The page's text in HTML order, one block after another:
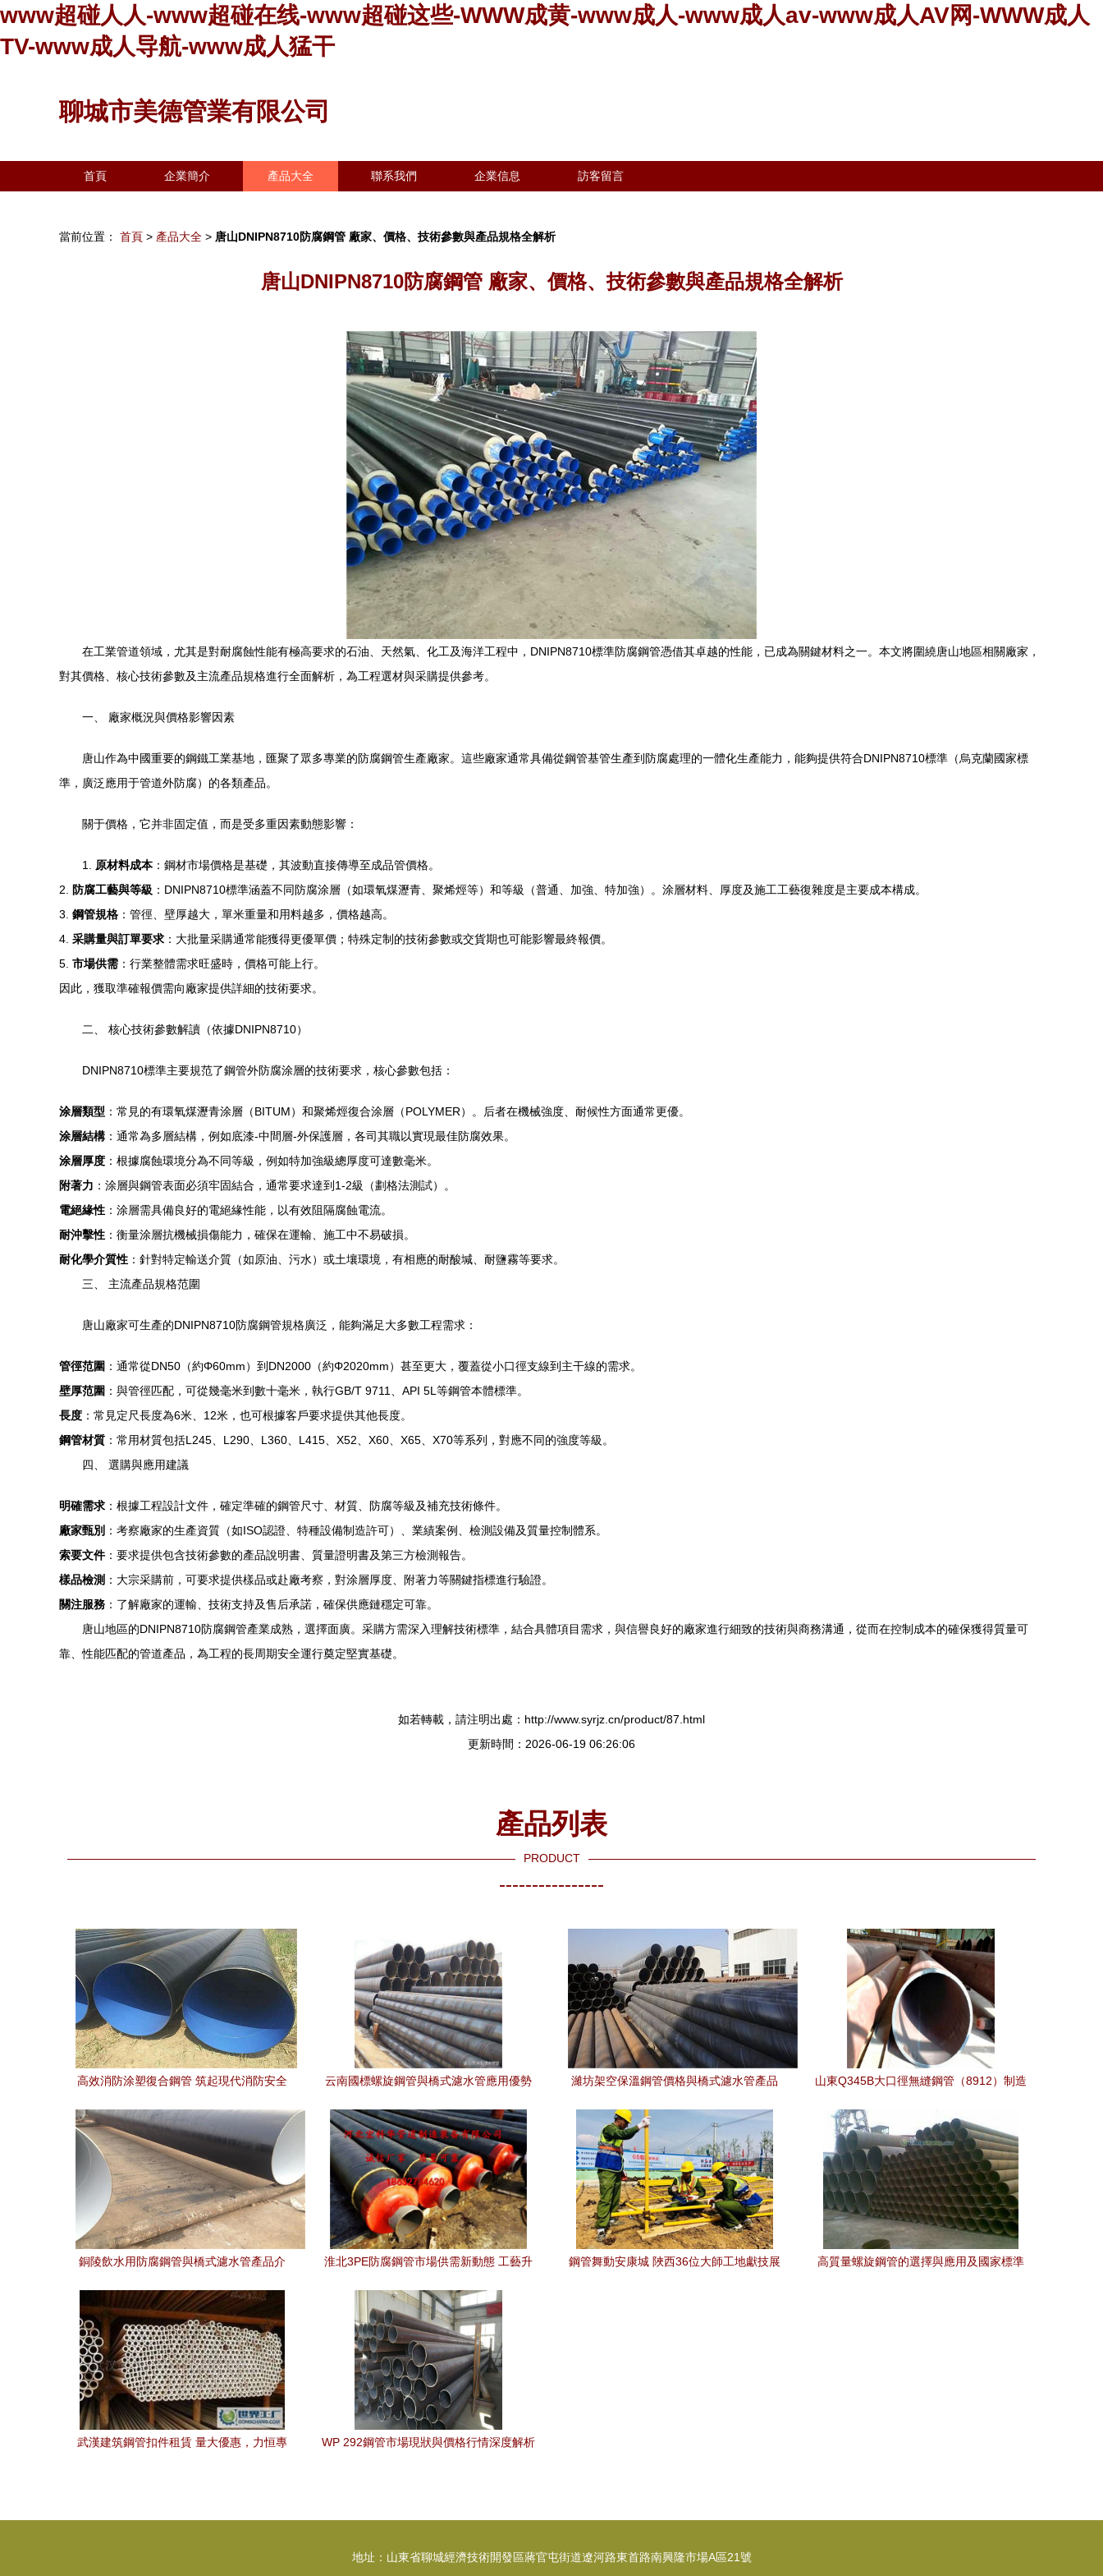
www超碰人人-www超碰在线-www超碰这些-WWW成黄-www成人-www成人av-www成人AV网-WWW成人
TV-www成人导航-www成人猛干
聊城市美德管業有限公司
首頁 企業簡介 產品大全 聯系我們 企業信息 訪客留言
當前位置： 首頁 > 產品大全 > 唐山DNIPN8710防腐鋼管 廠家、價格、技術參數與產品規格全解析
唐山DNIPN8710防腐鋼管 廠家、價格、技術參數與產品規格全解析
在工業管道領域，尤其是對耐腐蝕性能有極高要求的石油、天然氣、化工及海洋工程中，DNIPN8710標準防腐鋼管憑借其卓越的性能，已成為關鍵材料之一。本文將圍繞唐山地區相關廠家，
對其價格、核心技術參數及主流產品規格進行全面解析，為工程選材與采購提供參考。
一、 廠家概況與價格影響因素
唐山作為中國重要的鋼鐵工業基地，匯聚了眾多專業的防腐鋼管生產廠家。這些廠家通常具備從鋼管基管生產到防腐處理的一體化生產能力，能夠提供符合DNIPN8710標準（烏克蘭國家標
準，廣泛應用于管道外防腐）的各類產品。
關于價格，它并非固定值，而是受多重因素動態影響：
1. 原材料成本：鋼材市場價格是基礎，其波動直接傳導至成品管價格。
2.
防腐工藝與等級 ：DNIPN8710標準涵蓋不同防腐涂層（如環氧煤瀝青、聚烯烴等）和等級（普通、加強、特加強）。涂層材料、厚度及施工工藝復雜度是主要成本構成。
3. 鋼管規格 ：管徑、壁厚越大，單米重量和用料越多，價格越高。
4. 采購量與訂單要求 ：大批量采購通常能獲得更優單價；特殊定制的技術參數或交貨期也可能影響最終報價。
5. 市場供需 ：行業整體需求旺盛時，價格可能上行。
因此，獲取準確報價需向廠家提供詳細的技術要求。
二、 核心技術參數解讀（依據DNIPN8710）
DNIPN8710標準主要規范了鋼管外防腐涂層的技術要求，核心參數包括：
涂層類型 ：常見的有環氧煤瀝青涂層（BITUM）和聚烯烴復合涂層（POLYMER）。后者在機械強度、耐候性方面通常更優。
涂層結構：通常為多層結構，例如底漆-中間層-外保護層，各司其職以實現最佳防腐效果。
涂層厚度 ：根據腐蝕環境分為不同等級，例如特加強級總厚度可達數毫米。
附著力 ：涂層與鋼管表面必須牢固結合，通常要求達到1-2級（劃格法測試）。
電絕緣性 ：涂層需具備良好的電絕緣性能，以有效阻隔腐蝕電流。
耐沖擊性 ：衡量涂層抗機械損傷能力，確保在運輸、施工中不易破損。
耐化學介質性 ：針對特定輸送介質（如原油、污水）或土壤環境，有相應的耐酸堿、耐鹽霧等要求。
三、 主流產品規格范圍
唐山廠家可生產的DNIPN8710防腐鋼管規格廣泛，能夠滿足大多數工程需求：
管徑范圍 ：通常從DN50（約Φ60mm）到DN2000（約Φ2020mm）甚至更大，覆蓋從小口徑支線到主干線的需求。
壁厚范圍 ：與管徑匹配，可從幾毫米到數十毫米，執行GB/T 9711、API 5L等鋼管本體標準。
長度 ：常見定尺長度為6米、12米，也可根據客戶要求提供其他長度。
鋼管材質 ：常用材質包括L245、L290、L360、L415、X52、X60、X65、X70等系列，對應不同的強度等級。
四、 選購與應用建議
明確需求 ：根據工程設計文件，確定準確的鋼管尺寸、材質、防腐等級及補充技術條件。
廠家甄別 ：考察廠家的生產資質（如ISO認證、特種設備制造許可）、業績案例、檢測設備及質量控制體系。
索要文件：要求提供包含技術參數的產品說明書、質量證明書及第三方檢測報告。
樣品檢測 ：大宗采購前，可要求提供樣品或赴廠考察，對涂層厚度、附著力等關鍵指標進行驗證。
關注服務 ：了解廠家的運輸、技術支持及售后承諾，確保供應鏈穩定可靠。
唐山地區的DNIPN8710防腐鋼管產業成熟，選擇面廣。采購方需深入理解技術標準，結合具體項目需求，與信譽良好的廠家進行細致的技術與商務溝通，從而在控制成本的確保獲得質量可
靠、性能匹配的管道產品，為工程的長周期安全運行奠定堅實基礎。
如若轉載，請注明出處：http://www.syrjz.cn/product/87.html
更新時間：2026-06-19 06:26:06
產品列表
PRODUCT
----------------
高效消防涂塑復合鋼管 筑起現代消防安全
云南國標螺旋鋼管與橋式濾水管應用優勢
濰坊架空保溫鋼管價格與橋式濾水管產品
山東Q345B大口徑無縫鋼管（8912）制造
銅陵飲水用防腐鋼管與橋式濾水管產品介
淮北3PE防腐鋼管市場供需新動態 工藝升
鋼管舞動安康城 陜西36位大師工地獻技展
高質量螺旋鋼管的選擇與應用及國家標準
武漢建筑鋼管扣件租賃 量大優惠，力恒專
WP 292鋼管市場現狀與價格行情深度解析
地址：山東省聊城經濟技術開發區蔣官屯街道遼河路東首路南興隆市場A區21號